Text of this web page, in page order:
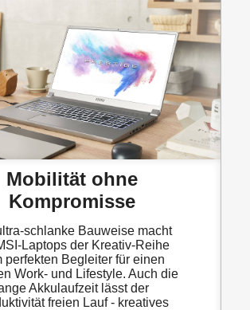
Mobilität ohne
Kompromisse
schlanke Bauweise macht
Laptops der Kreativ-Reihe
perfekten Begleiter für einen
Work- und Lifestyle. Auch die
Akkulaufzeit lässt der
freien Lauf - kreatives